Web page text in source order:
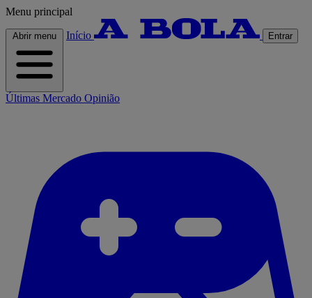
Menu principal
Abrir menu Início Entrar
Últimas Mercado Opinião